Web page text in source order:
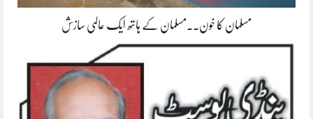
مسلمان کا خون۔۔مسلمان کے ہاتھ ایک عالمی سازش